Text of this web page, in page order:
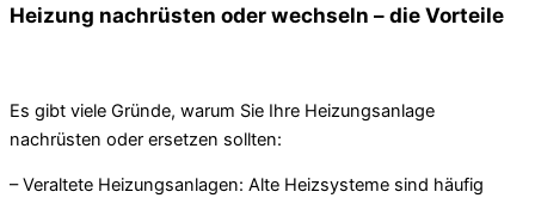
Heizung nachrüsten oder wechseln – die Vorteile
Es gibt viele Gründe, warum Sie Ihre Heizungsanlage
nachrüsten oder ersetzen sollten:
– Veraltete Heizungsanlagen: Alte Heizsysteme sind häufig